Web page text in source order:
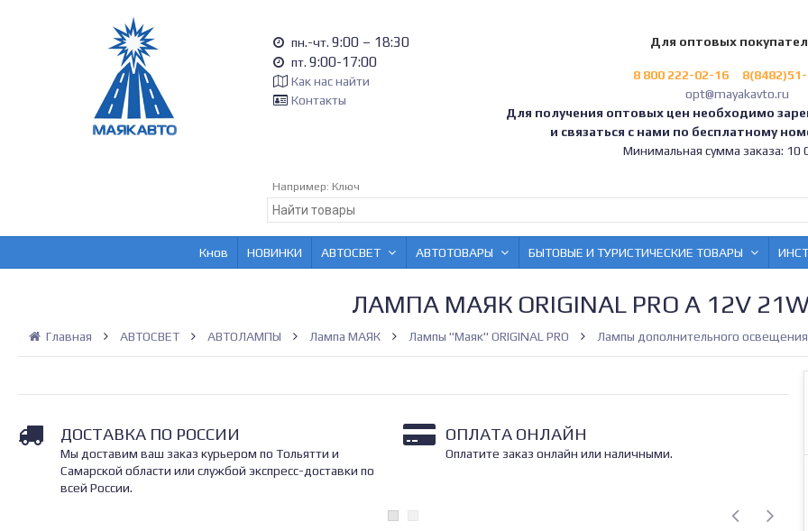
пн.-чт. 9:00 – 18:30
пт. 9:00-17:00
Как нас найти
Контакты
Для оптовых
8 800 222-02-16
opt@mayakavto.ru
Для получения оптовых цен необходимо
и связаться с нами по бесплатному
Минимальная сумма заказа: 10
Например: Ключ
Кнов НОВИНКИ АВТОСВЕТ АВТОТОВАРЫ БЫТОВЫЕ И ТУРИСТИЧЕСКИЕ ТОВАРЫ
ЛАМПА МАЯК ORIGINAL PRO А 12V
Главная АВТОСВЕТ АВТОЛАМПЫ Лампа МАЯК Лампы "Маяк" ORIGINAL PRO Лампы дополнительного освещения
ДОСТАВКА ПО РОССИИ
Мы доставим ваш заказ курьером по Тольятти и
Самарской области или службой экспресс-доставки по
всей России.
ОПЛАТА ОНЛАЙН
Оплатите заказ онлайн или наличными.